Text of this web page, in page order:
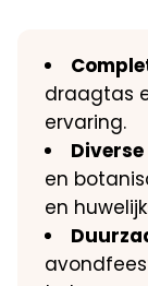
draagtas
ervaring.
en
en